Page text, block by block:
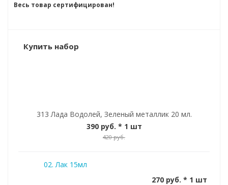
Весь товар сертифицирован!
Купить набор
313 Лада Водолей, Зеленый металлик 20 мл.
390 руб. * 1 шт
420 руб.
02. Лак 15мл
270 руб. * 1 шт